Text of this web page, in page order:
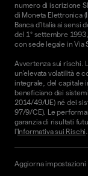
numero di iscrizione
di Moneta Elettronica
Banca d’Italia ai sensi
del 1° settembre
con sede legale in Via
Avvertenza sui rischi.
un'elevata volatilità e
integrale, del capitale
beneficiano dei
2014/49/UE) né dei
97/9/CE). Le
garanzia di risultati
l'Informativa sui Rischi.
Aggiorna impostazioni